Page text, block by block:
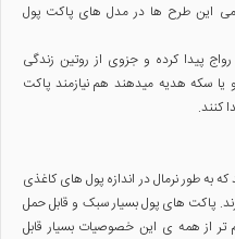
این طرح ها در مدل های پاکت پول
پیدا کرده و جزوی از روتین زندگی
سکه هدیه میدهند هم نیازمند پاکت
کنند.
به طور نرمال در اندازه پول های کاغذی
پاکت های پول بسیار سبک و قابل حمل
تر از همه ی این خصوصیات بسیار قابل